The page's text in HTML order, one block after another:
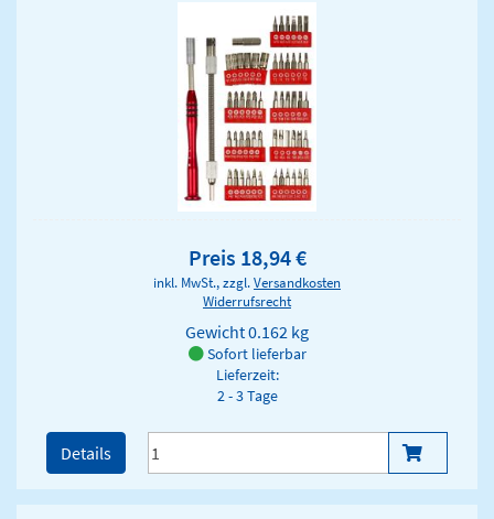
Preis 18,94 €
inkl. MwSt., zzgl.Versandkosten
Widerrufsrecht
Gewicht0.162 kg
Sofort lieferbar
Lieferzeit:
2 - 3 Tage
Details